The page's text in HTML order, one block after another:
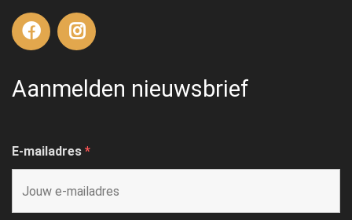
Aanmelden nieuwsbrief
E-mailadres *